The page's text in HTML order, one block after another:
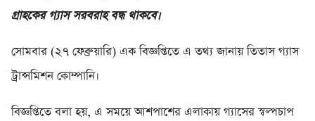
গ্রাহকের গ্যাস সরবরাহ বন্ধ থাকবে।
সোমবার (২৭ ফেব্রুয়ারি) এক বিজ্ঞপ্তিতে এ তথ্য জানায় তিতাস গ্যাস
ট্রান্সমিশন কোম্পানি।
বিজ্ঞপ্তিতে বলা হয়, এ সময়ে আশপাশের এলাকায় গ্যাসের স্বল্পচাপ